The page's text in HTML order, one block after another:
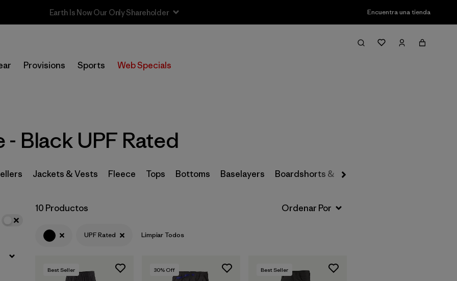
Encuentra una tienda
Provisions Sports Web Specials
Filter & Sort
Selecciona una tienda
Filtrar por
Size
Filtrar por
Fit
Filtrar por
Features
Filtrar por
Materials & Fabric
- Black UPF Rated
Jackets & Vests Fleece Tops Bottoms Baselayers Boardshorts & Rashguards
10 Productos
UPF Rated Limpiar Todos
Best Seller 30% Off Best Seller